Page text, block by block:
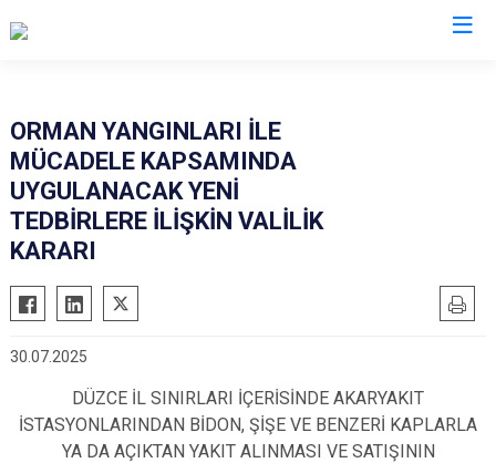
Cumayeri
Akçakoca
Çilimli
Gümüşova
Kaynaşlı
ORMAN YANGINLARI İLE
MÜCADELE KAPSAMINDA
UYGULANACAK YENİ
TEDBİRLERE İLİŞKİN VALİLİK
KARARI
30.07.2025
DÜZCE İL SINIRLARI İÇERİSİNDE AKARYAKIT
İSTASYONLARINDAN BİDON, ŞİŞE VE BENZERİ KAPLARLA
YA DA AÇIKTAN YAKIT ALINMASI VE SATIŞININ